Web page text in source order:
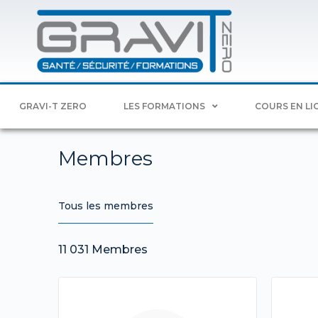
GRAVI-T ZERO LES FORMATIONS COURS EN
Membres
Tous les membres
11 031 Membres